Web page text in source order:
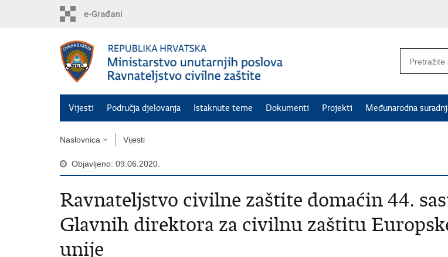
Vijesti Područja djelovanja Istaknute teme Dokumenti Projekti Međunarodna
Naslovnica Vijesti
Objavljeno: 09.06.2020.
Ravnateljstvo civilne zaštite domaćin 44.
Glavnih direktora za civilnu zaštitu
unije